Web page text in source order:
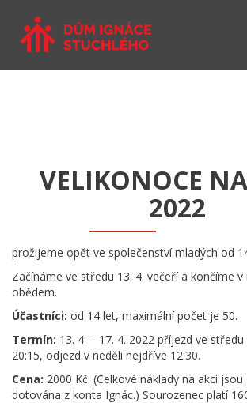
VELIKONOCE
2022
prožijeme opět ve společenství mladých od
Začínáme ve středu 13. 4. večeří a končíme v
obědem.
Účastníci: od 14 let, maximální počet je 50.
Termín: 13. 4. – 17. 4. 2022 příjezd ve
20:15, odjezd v neděli nejdříve 12:30.
Cena: 2000 Kč. (Celkové náklady na akci jsou
dotována z konta Ignác.) Sourozenec platí